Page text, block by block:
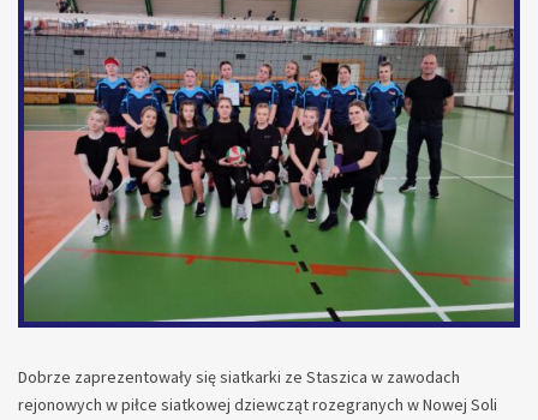
Dobrze zaprezentowały się siatkarki ze Staszica w zawodach
rejonowych w piłce siatkowej dziewcząt rozegranych w Nowej Soli